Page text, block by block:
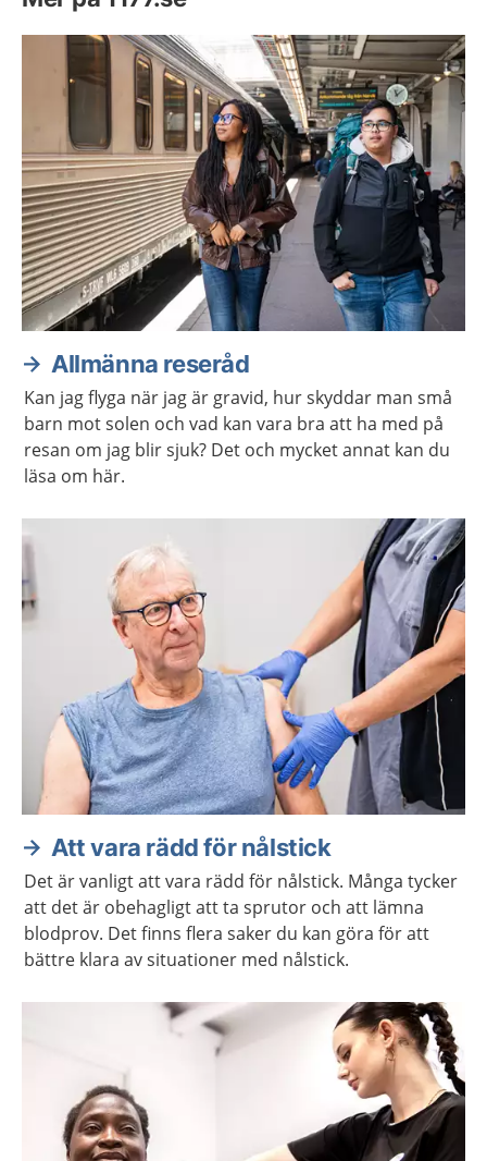
Allmänna reseråd
Kan jag flyga när jag är gravid, hur skyddar man små
barn mot solen och vad kan vara bra att ha med på
resan om jag blir sjuk? Det och mycket annat kan du
läsa om här.
Att vara rädd för nålstick
Det är vanligt att vara rädd för nålstick. Många tycker
att det är obehagligt att ta sprutor och att lämna
blodprov. Det finns flera saker du kan göra för att
bättre klara av situationer med nålstick.